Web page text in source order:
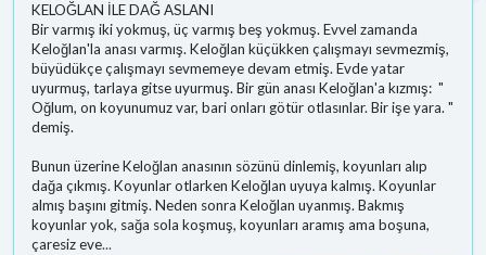
KELOĞLAN İLE DAĞ ASLANI
Bir varmış iki yokmuş, üç varmış beş yokmuş. Evvel zamanda
Keloğlan'la anası varmış. Keloğlan küçükken çalışmayı sevmezmiş,
büyüdükçe çalışmayı sevmemeye devam etmiş. Evde yatar
uyurmuş, tarlaya gitse uyurmuş. Bir gün anası Keloğlan'a kızmış: "
Oğlum, on koyunumuz var, bari onları götür otlasınlar. Bir işe yara. "
demiş.
Bunun üzerine Keloğlan anasının sözünü dinlemiş, koyunları alıp
dağa çıkmış. Koyunlar otlarken Keloğlan uyuya kalmış. Koyunlar
almış başını gitmiş. Neden sonra Keloğlan uyanmış. Bakmış
koyunlar yok, sağa sola koşmuş, koyunları aramış ama boşuna,
çaresiz eve...